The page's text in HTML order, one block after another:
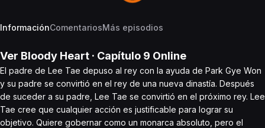
InformaciónComentariosMás episodios
Ver Bloody Heart · Capítulo 9 Online
El padre de Lee Tae depuso al rey con la ayuda de Park Gye Won
y su padre se convirtió en el rey de una nueva dinastía. Después
de suceder a su padre, Lee Tae se convirtió en el próximo rey. Lee
Tae cree que cualquier acción es justificable para lograr su
objetivo. Quiere gobernar como un monarca absoluto, pero el